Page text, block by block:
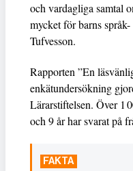
och vardagliga samtal
mycket för barns
Tufvesson.
Rapporten ”En
enkätundersökning
Lärarstiftelsen. Över 1
och 9 år har svarat på